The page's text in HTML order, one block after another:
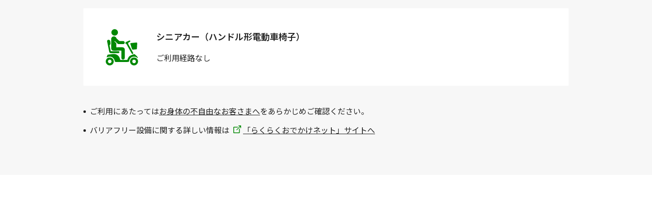
シニアカー（ハンドル形電動車椅子）
ご利用経路なし
ご利用にあたってはお身体の不自由なお客さまへをあらかじめご確認ください。
バリアフリー設備に関する詳しい情報は
「らくらくおでかけネット」サイトへ